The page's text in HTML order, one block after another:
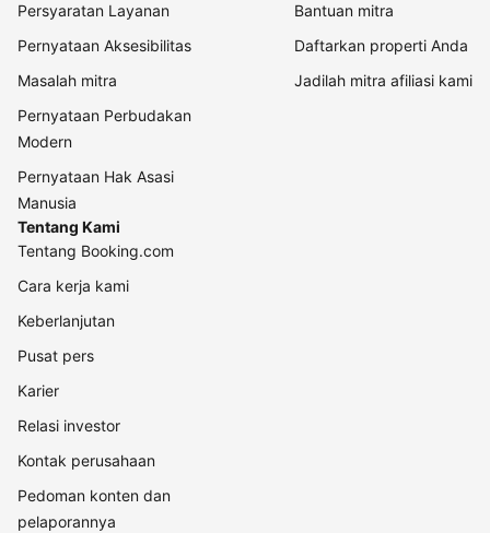
Persyaratan Layanan
Pernyataan Aksesibilitas
Masalah mitra
Pernyataan Perbudakan
Modern
Pernyataan Hak Asasi
Manusia
Bantuan mitra
Daftarkan properti Anda
Jadilah mitra afiliasi kami
Tentang Kami
Tentang Booking.com
Cara kerja kami
Keberlanjutan
Pusat pers
Karier
Relasi investor
Kontak perusahaan
Pedoman konten dan
pelaporannya